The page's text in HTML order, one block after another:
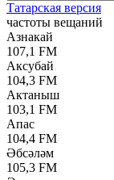
Татарская версия
частоты вещаний
Азнакай
107,1 FM
Аксубай
104,3 FM
Актаныш
103,1 FM
Апас
104,4 FM
Әбсәләм
105,3 FM